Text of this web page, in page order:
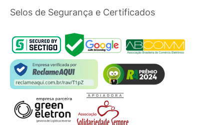
Selos de Segurança e Certificados